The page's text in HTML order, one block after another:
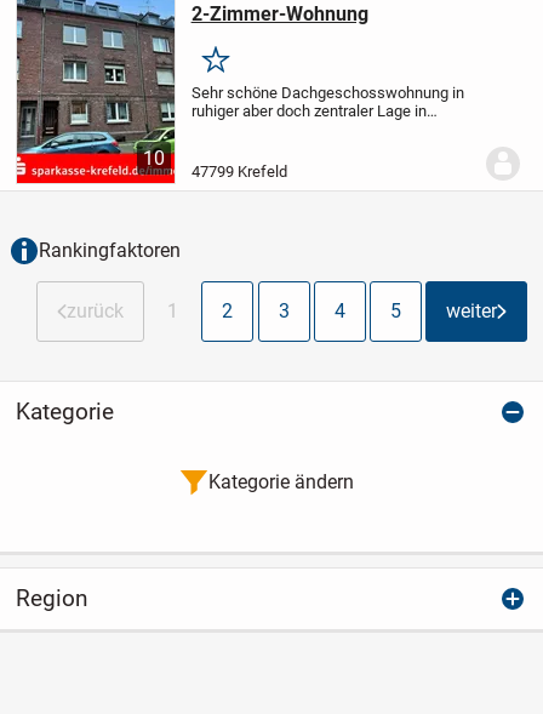
10
2-Zimmer-Wohnung
Merken
Sehr schöne Dachgeschosswohnung in
ruhiger aber doch zentraler Lage in
wieder aufgebaut. Die Wohnung wurde
47799 Krefeld
Rankingfaktoren
zurück 1 2 3 4 5 weiter
Kategorie
Kategorie ändern
Region